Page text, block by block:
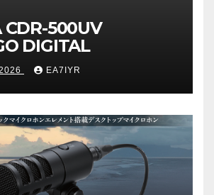
CDR-500UV
DIGITAL
EA7IYR